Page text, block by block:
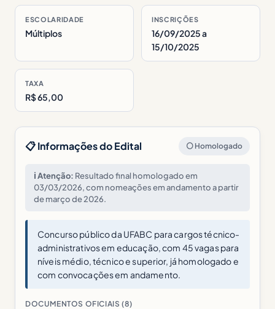
ESCOLARIDADE
Múltiplos
INSCRIÇÕES
16/09/2025 a
15/10/2025
TAXA
R$ 65,00
📋 Informações do Edital ⚪ Homologado
ℹ️ Atenção: Resultado final homologado em
03/03/2026, com nomeações em andamento a partir
de março de 2026.
Concurso público da UFABC para cargos técnico-
administrativos em educação, com 45 vagas para
níveis médio, técnico e superior, já homologado e
com convocações em andamento.
DOCUMENTOS OFICIAIS (8)